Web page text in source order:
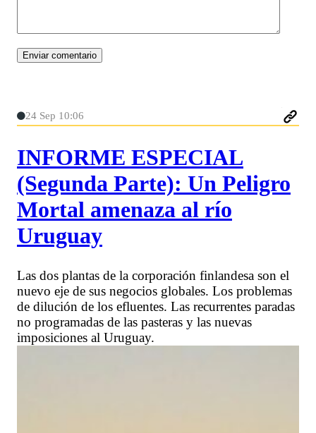
24 Sep 10:06
INFORME ESPECIAL
(Segunda Parte): Un Peligro
Mortal amenaza al río
Uruguay
Las dos plantas de la corporación finlandesa son el
nuevo eje de sus negocios globales. Los problemas
de dilución de los efluentes. Las recurrentes paradas
no programadas de las pasteras y las nuevas
imposiciones al Uruguay.